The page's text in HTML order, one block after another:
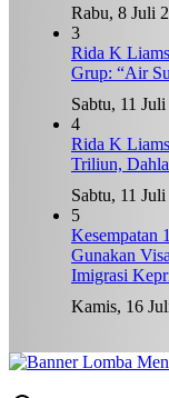
Rabu, 8 Juli
3
Rida K
Grup: “Air
Sabtu, 11
4
Rida K
Triliun,
Sabtu, 11
5
Kesempatan
Gunakan
Imigrasi
Kamis, 16